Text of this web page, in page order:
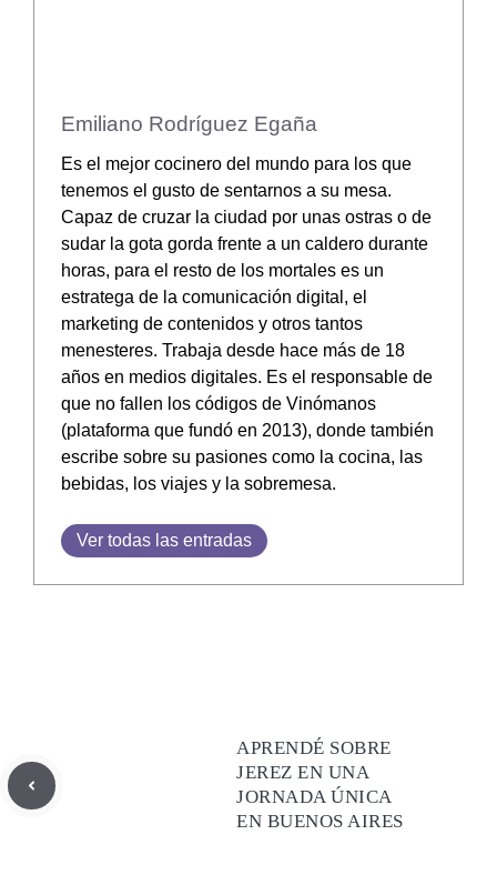
Emiliano Rodríguez Egaña
Es el mejor cocinero del mundo para los que
tenemos el gusto de sentarnos a su mesa.
Capaz de cruzar la ciudad por unas ostras o de
sudar la gota gorda frente a un caldero durante
horas, para el resto de los mortales es un
estratega de la comunicación digital, el
marketing de contenidos y otros tantos
menesteres. Trabaja desde hace más de 18
años en medios digitales. Es el responsable de
que no fallen los códigos de Vinómanos
(plataforma que fundó en 2013), donde también
escribe sobre su pasiones como la cocina, las
bebidas, los viajes y la sobremesa.
Ver todas las entradas
APRENDÉ SOBRE
JEREZ EN UNA
JORNADA ÚNICA
EN BUENOS AIRES